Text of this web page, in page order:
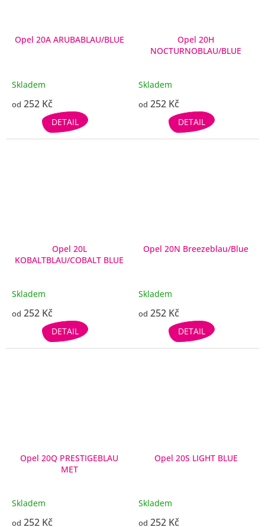
Opel 20A ARUBABLAU/BLUE
Skladem
od 252 Kč
DETAIL
Opel 20H
NOCTURNOBLAU/BLUE
Skladem
od 252 Kč
DETAIL
Opel 20L
KOBALTBLAU/COBALT BLUE
Skladem
od 252 Kč
DETAIL
Opel 20N Breezeblau/Blue
Skladem
od 252 Kč
DETAIL
Opel 20Q PRESTIGEBLAU
MET
Skladem
od 252 Kč
Opel 20S LIGHT BLUE
Skladem
od 252 Kč